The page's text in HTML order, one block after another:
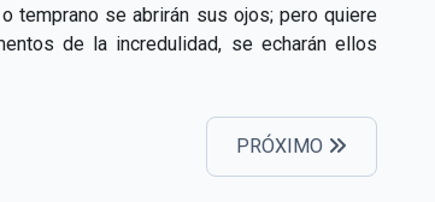
temprano se abrirán sus ojos; pero quiere
de la incredulidad, se echarán ellos
PRÓXIMO